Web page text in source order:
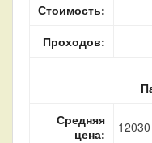
Стоимость:
Проходов:
Средняя
цена: